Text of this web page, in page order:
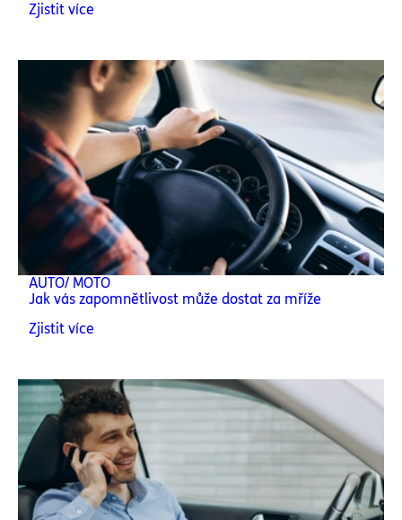
Zjistit více
AUTO/ MOTO
Jak vás zapomnětlivost může dostat za mříže
Zjistit více